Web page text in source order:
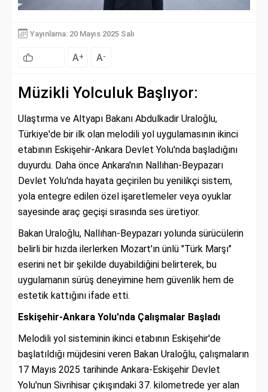
Yayınlama: 20 Mayıs 2025 Salı
A+ A-
Müzikli Yolculuk Başlıyor:
Ulaştırma ve Altyapı Bakanı Abdulkadir Uraloğlu,
Türkiye'de bir ilk olan melodili yol uygulamasının ikinci
etabının Eskişehir-Ankara Devlet Yolu'nda başladığını
duyurdu. Daha önce Ankara'nın Nallıhan-Beypazarı
Devlet Yolu'nda hayata geçirilen bu yenilikçi sistem,
yola entegre edilen özel işaretlemeler veya oyuklar
sayesinde araç geçişi sırasında ses üretiyor.
Bakan Uraloğlu, Nallıhan-Beypazarı yolunda sürücülerin
belirli bir hızda ilerlerken Mozart'ın ünlü "Türk Marşı"
eserini net bir şekilde duyabildiğini belirterek, bu
uygulamanın sürüş deneyimine hem güvenlik hem de
estetik kattığını ifade etti.
Eskişehir-Ankara Yolu'nda Çalışmalar Başladı
Melodili yol sisteminin ikinci etabının Eskişehir'de
başlatıldığı müjdesini veren Bakan Uraloğlu, çalışmaların
17 Mayıs 2025 tarihinde Ankara-Eskişehir Devlet
Yolu'nun Sivrihisar çıkışındaki 37. kilometrede yer alan